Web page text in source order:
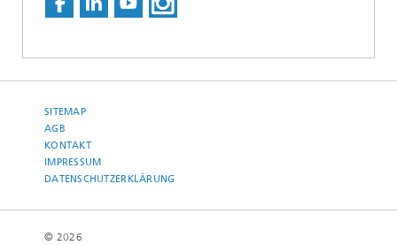
SITEMAP
AGB
KONTAKT
IMPRESSUM
DATENSCHUTZERKLÄRUNG
© 2026